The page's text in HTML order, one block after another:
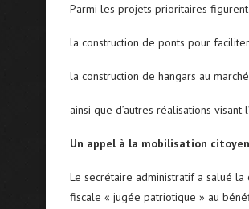
Parmi les projets prioritaires
la construction de ponts pour
la construction de hangars au
ainsi que d’autres réalisations
Un appel à la mobilisation
Le secrétaire administratif a salué
fiscale « jugée patriotique » au